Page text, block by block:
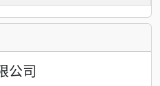
公司